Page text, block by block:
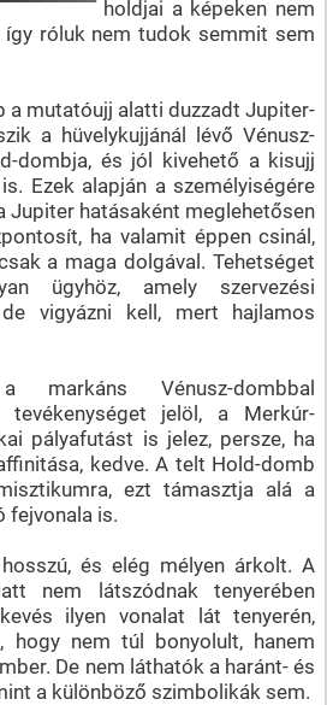
holdjai a képeken nem
így róluk nem tudok semmit sem
a mutatóujj alatti duzzadt Jupiter-
a hüvelykujjánál lévő Vénusz-
dombja, és jól kivehető a kisujj
Ezek alapján a személyiségére
Jupiter hatásaként meglehetősen
ha valamit éppen csinál,
a maga dolgával. Tehetséget
ügyhöz, amely szervezési
vigyázni kell, mert hajlamos
Vénusz-dombbal
tevékenységet jelöl, a Merkúr-
pályafutást is jelez, persze, ha
kedve. A telt Hold-domb
ezt támasztja alá a
fejvonala is.
és elég mélyen árkolt. A
nem látszódnak tenyerében
ilyen vonalat lát tenyerén,
hogy nem túl bonyolult, hanem
De nem láthatók a haránt- és
a különböző szimbolikák sem.